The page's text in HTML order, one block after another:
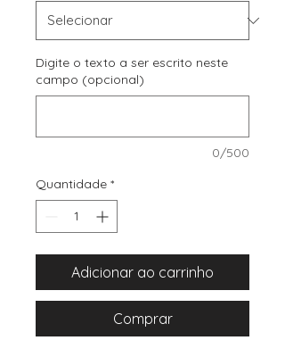
Digite o texto a ser escrito neste
campo (opcional)
0/500
Quantidade *
Adicionar ao carrinho
Comprar